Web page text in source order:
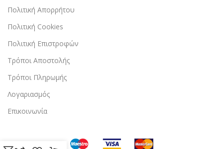
Πολιτική Απορρήτου
Πολιτική Cookies
Πολιτική Επιστροφών
Τρόποι Αποστολής
Τρόποι Πληρωμής
Λογαριασμός
Επικοινωνία